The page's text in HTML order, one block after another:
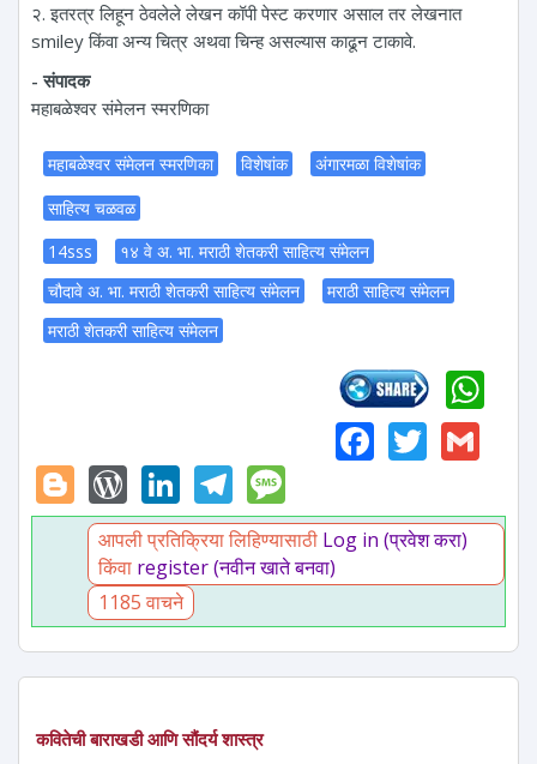
२. इतरत्र लिहून ठेवलेले लेखन कॉपी पेस्ट करणार असाल तर लेखनात
smiley किंवा अन्य चित्र अथवा चिन्ह असल्यास काढून टाकावे.
- संपादक
महाबळेश्वर संमेलन स्मरणिका
महाबळेश्वर संमेलन स्मरणिका विशेषांक
अंगारमळा विशेषांक
साहित्य चळवळ
14sss
१४ वे अ. भा. मराठी शेतकरी साहित्य संमेलन
चौदावे अ. भा. मराठी शेतकरी साहित्य संमेलन
मराठी साहित्य संमेलन
मराठी शेतकरी साहित्य संमेलन
Blogger
WordPress
LinkedIn
Telegram
आपली प्रतिक्रिया लिहिण्यासाठी Log in (प्रवेश करा)
किंवा register (नवीन खाते बनवा)
1185 वाचने
कवितेची बाराखडी आणि सौंदर्य शास्त्र